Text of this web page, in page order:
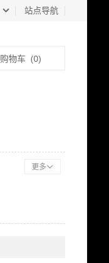
站点导航
购物车 (0)
更多